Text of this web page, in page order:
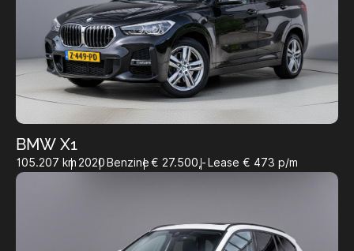
BMW X1
105.207 km 2020Benzine€ 27.500,-Lease € 473 p/m